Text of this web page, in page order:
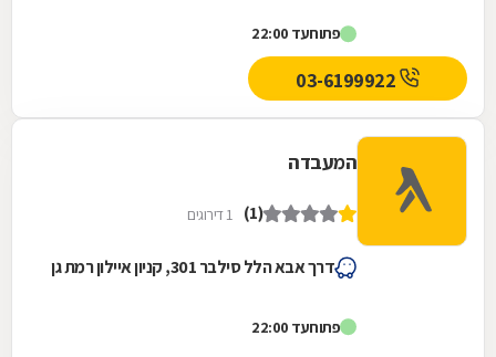
פתוחעד 22:00
המעבדה
(1) 1 דירוגים
דרך אבא הלל סילבר 301, קניון איילון רמת גן
פתוחעד 22:00